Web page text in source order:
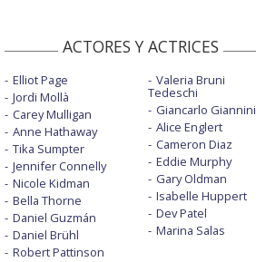
ACTORES Y ACTRICES
Elliot Page
Jordi Mollà
Carey Mulligan
Anne Hathaway
Tika Sumpter
Jennifer Connelly
Nicole Kidman
Bella Thorne
Daniel Guzmán
Daniel Brühl
Robert Pattinson
Valeria Bruni
Tedeschi
Giancarlo Giannini
Alice Englert
Cameron Diaz
Eddie Murphy
Gary Oldman
Isabelle Huppert
Dev Patel
Marina Salas